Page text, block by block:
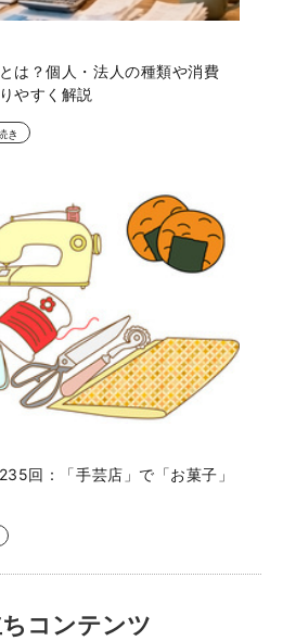
は？個人・法人の種類や消費
やすく解説
き
回：「手芸店」で「お菓子」
コンテンツ